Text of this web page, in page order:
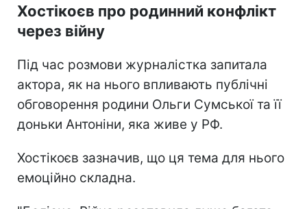
Хостікоєв про родинний конфлікт
через війну
Під час розмови журналістка запитала
актора, як на нього впливають публічні
обговорення родини Ольги Сумської та її
доньки Антоніни, яка живе у РФ.
Хостікоєв зазначив, що ця тема для нього
емоційно складна.